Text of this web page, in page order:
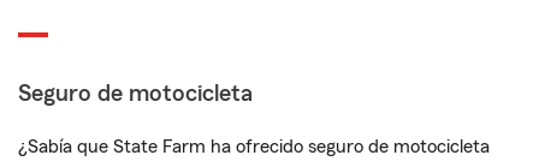
Seguro de motocicleta
¿Sabía que State Farm ha ofrecido seguro de motocicleta